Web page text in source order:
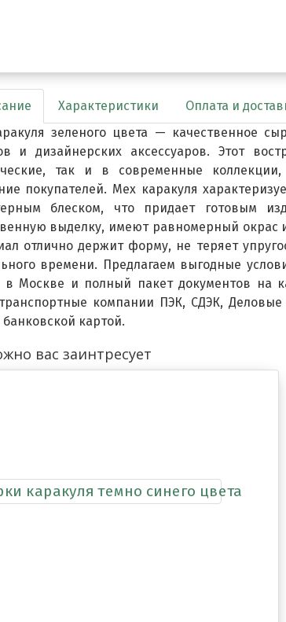
Характеристики
Оплата и
зеленого цвета — качественное
и дизайнерских аксессуаров. Этот
так и в современные
покупателей. Мех каракуля
блеском, что придает готовым
выделку, имеют равномерный окрас
отлично держит форму, не теряет
времени. Предлагаем выгодные
в Москве и полный пакет документов на
компании ПЭК, СДЭК,
банковской картой.
вас заинтресует